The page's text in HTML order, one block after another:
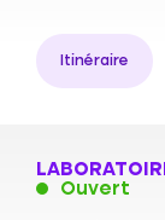
Itinéraire
Ouvert